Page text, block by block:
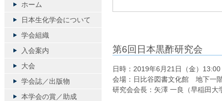
第6回日本黒酢研究会
日時：2019年6月21日（金）
会場：日比谷図書文化館 地下一
研究会会長：矢澤 一良（早稲田大
ホーム
日本生化学会について
学会組織
入会案内
大会
学会誌／出版物
本学会の賞／助成